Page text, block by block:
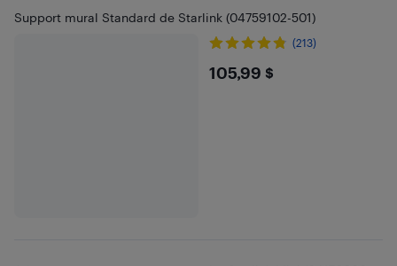
Support mural Standard de Starlink (04759102-501)
(213)
$105.99
105,99 $